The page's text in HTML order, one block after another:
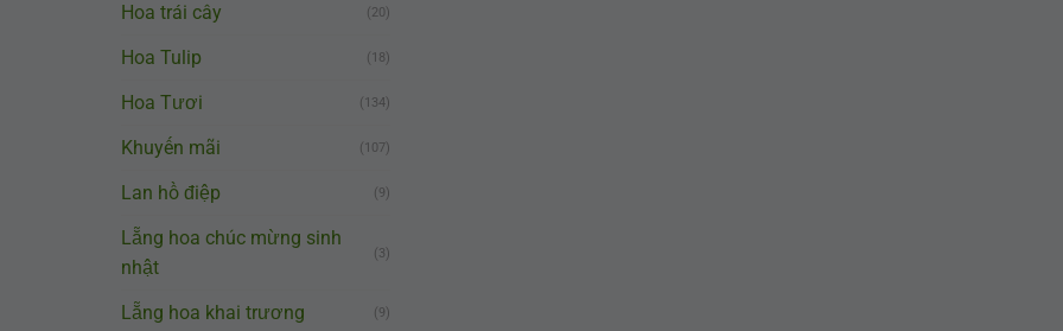
Hoa trái cây (20)
Hoa Tulip (18)
Hoa Tươi (134)
Khuyến mãi (107)
Lan hồ điệp (9)
Lẵng hoa chúc mừng sinh
nhật
(3)
Lẵng hoa khai trương (9)